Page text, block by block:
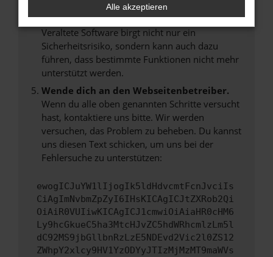
Betriebssystem auf dem neuesten Stand
sind.
Veraltete Software birgt nicht nur ein
Sicherheitsrisiko, sondern kann auch dazu
führen, dass bestimmte Funktionen nicht mehr
unterstützt werden.
Wende dich an den Webseitenbetreiber.
Wenn du alle oben genannten Schritte versucht
hast, kontaktiere uns bitte. Wir werden
versuchen, das Problem zu beheben. Du kannst
uns diesen Text schicken, um uns bei der
Fehlersuche zu unterstützen:
ewogICJuYW1lIjogIk5ldHdvcmtFcnJvciIs
CiAgImNvbmZpZyI6IHsKICAgICJtZXRob2Qi
OiAiR0VUIiwKICAgICJ1cmwiOiAiaHR0cHM6
Ly9hcGkueC5ha3MtcHJvZC5hdWRhcmlzLm5l
dC92MS9jbGllbnRzLzE5NDEvd2Vic2l0ZS12
ZWhpY2xlcy9HV1YzODYyJTIzMjMzMT9maWVs
Alle akzeptieren